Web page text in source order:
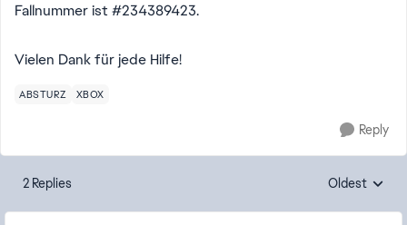
Fallnummer ist #234389423.
Vielen Dank für jede Hilfe!
ABSTURZ XBOX
Reply
2 Replies Replies
Oldest